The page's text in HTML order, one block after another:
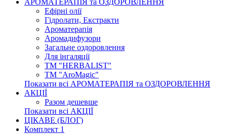
АРОМАТЕРАПІЯ та ОЗДОРОВЛЕННЯ
Ефірні олії
Гідролати, Екстракти
Ароматерапія
Аромадифузори
Загальне оздоровлення
Для інгаляції
ТМ "HERBALIST"
ТМ "AroMagic"
Показати всі АРОМАТЕРАПІЯ та ОЗДОРОВЛЕННЯ
АКЦІЇ
Разом дешевше
Показати всі АКЦІЇ
ЦІКАВЕ (БЛОГ)
Комплект 1